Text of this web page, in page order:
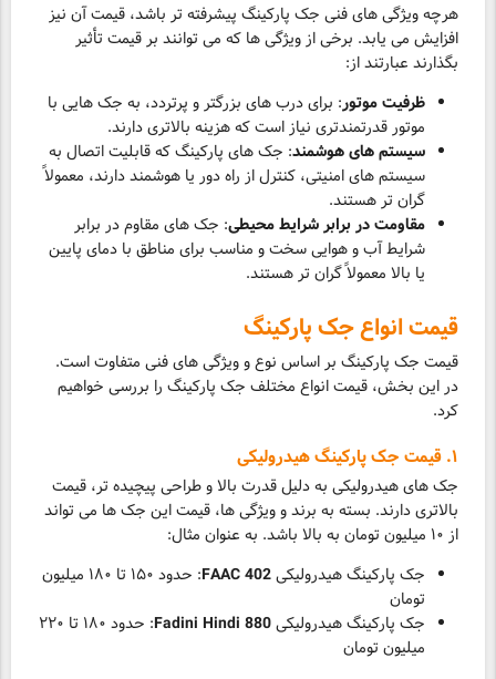
هرچه ویژگی های فنی جک پارکینگ پیشرفته تر باشد، قیمت آن نیز
افزایش می یابد. برخی از ویژگی ها که می توانند بر قیمت تأثیر
بگذارند عبارتند از:
ظرفیت موتور: برای درب های بزرگتر و پرتردد، به جک هایی با
موتور قدرتمندتری نیاز است که هزینه بالاتری دارند.
سیستم های هوشمند: جک های پارکینگ که قابلیت اتصال به
سیستم های امنیتی، کنترل از راه دور یا هوشمند دارند، معمولاً
گران تر هستند.
مقاومت در برابر شرایط محیطی: جک های مقاوم در برابر
شرایط آب و هوایی سخت و مناسب برای مناطق با دمای پایین
یا بالا معمولاً گران تر هستند.
قیمت انواع جک پارکینگ
قیمت جک پارکینگ بر اساس نوع و ویژگی های فنی متفاوت است.
در این بخش، قیمت انواع مختلف جک پارکینگ را بررسی خواهیم
کرد.
۱. قیمت جک پارکینگ هیدرولیکی
جک های هیدرولیکی به دلیل قدرت بالا و طراحی پیچیده تر، قیمت
بالاتری دارند. بسته به برند و ویژگی ها، قیمت این جک ها می تواند
از ۱۰ میلیون تومان به بالا باشد. به عنوان مثال:
جک پارکینگ هیدرولیکیFAAC 402
: حدود ۱۵۰ تا ۱۸۰ میلیون
تومان
جک پارکینگ هیدرولیکیFadini Hindi 880
: حدود ۱۸۰ تا ۲۲۰
میلیون تومان